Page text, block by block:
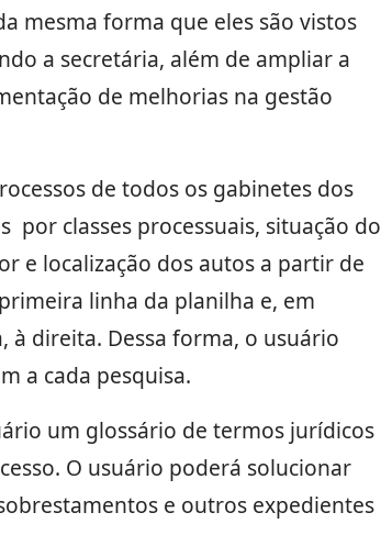
mesma forma que eles são vistos
a secretária, além de ampliar a
de melhorias na gestão
de todos os gabinetes dos
por classes processuais, situação do
e localização dos autos a partir de
linha da planilha e, em
à direita. Dessa forma, o usuário
a cada pesquisa.
um glossário de termos jurídicos
O usuário poderá solucionar
e outros expedientes